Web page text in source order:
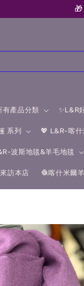
有產品分類 ✨L&R
系列 💖 L&R-喀
波斯地毯&羊毛地毯
訪本店 🧶喀什米爾